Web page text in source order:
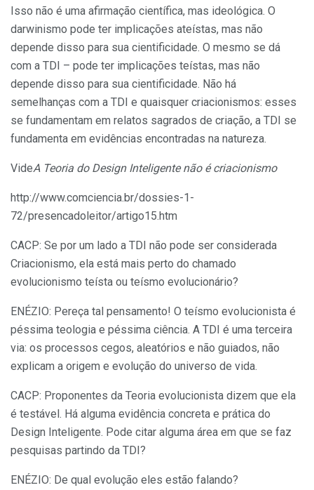
Isso não é uma afirmação científica, mas ideológica. O
darwinismo pode ter implicações ateístas, mas não
depende disso para sua cientificidade. O mesmo se dá
com a TDI – pode ter implicações teístas, mas não
depende disso para sua cientificidade. Não há
semelhanças com a TDI e quaisquer criacionismos: esses
se fundamentam em relatos sagrados de criação, a TDI se
fundamenta em evidências encontradas na natureza.
VideA Teoria do Design Inteligente não é criacionismo
http://www.comciencia.br/dossies-1-
72/presencadoleitor/artigo15.htm
CACP: Se por um lado a TDI não pode ser considerada
Criacionismo, ela está mais perto do chamado
evolucionismo teísta ou teísmo evolucionário?
ENÉZIO: Pereça tal pensamento! O teísmo evolucionista é
péssima teologia e péssima ciência. A TDI é uma terceira
via: os processos cegos, aleatórios e não guiados, não
explicam a origem e evolução do universo de vida.
CACP: Proponentes da Teoria evolucionista dizem que ela
é testável. Há alguma evidência concreta e prática do
Design Inteligente. Pode citar alguma área em que se faz
pesquisas partindo da TDI?
ENÉZIO: De qual evolução eles estão falando?